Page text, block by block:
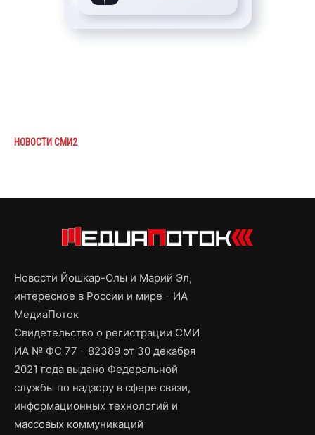
НОВОСТИ СМИ2
Новости Йошкар-Олы и Марий Эл,
интересное в России и мире - ИА
МедиаПоток
Свидетельство о регистрации СМИ
ИА № ФС 77 - 82389 от 30 декабря
2021 года выдано Федеральной
службы по надзору в сфере связи,
информационных технологий и
массовых коммуникаций